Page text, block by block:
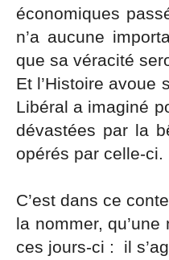
économiques
n’a aucune
que sa véracité
Et l’Histoire avoue
Libéral a imaginé
dévastées par la
opérés par celle-ci.
C’est dans ce
la nommer,
ces jours-ci : il